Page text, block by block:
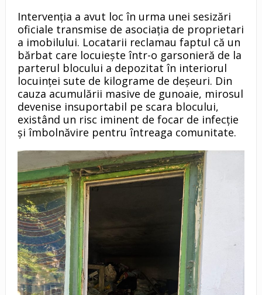
Intervenția a avut loc în urma unei sesizări
oficiale transmise de asociația de proprietari
a imobilului. Locatarii reclamau faptul că un
bărbat care locuiește într-o garsonieră de la
parterul blocului a depozitat în interiorul
locuinței sute de kilograme de deșeuri. Din
cauza acumulării masive de gunoaie, mirosul
devenise insuportabil pe scara blocului,
existând un risc iminent de focar de infecție
și îmbolnăvire pentru întreaga comunitate.